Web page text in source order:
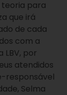
teoria para
que irá
de cada
com a
por
atendidos
responsável
Selma